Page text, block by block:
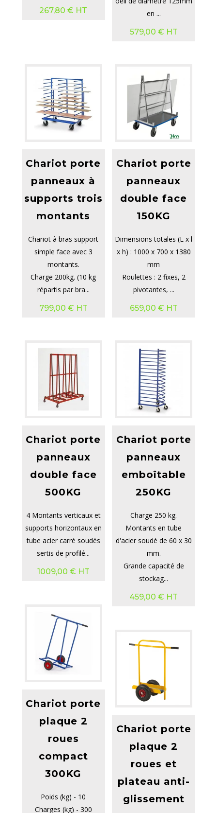
267,80€ HT
en ...
579,00 € HT
Chariot porte
panneaux à
supports trois
montants
Chariot à bras support
simple face avec 3
montants.
Charge 200kg. (10 kg
répartis par bra...
799,00 € HT
Chariot porte
panneaux
double face
150KG
Dimensions totales (L x l
x h) : 1000 x 700 x 1380
mm
Roulettes : 2 fixes, 2
pivotantes, ...
659,00 € HT
Chariot porte
panneaux
double face
500KG
4 Montants verticaux et
supports horizontaux en
tube acier carré soudés
sertis de profilé...
1009,00 € HT
Chariot porte
panneaux
emboîtable
250KG
Charge 250 kg.
Montants en tube
d'acier soudé de 60 x 30
mm.
Grande capacité de
stockag...
459,00€ HT
Chariot porte
plaque 2
roues
compact
300KG
Poids (kg) - 10
Charges (kg) - 300
Chariot porte
plaque 2
roues et
plateau anti-
glissement